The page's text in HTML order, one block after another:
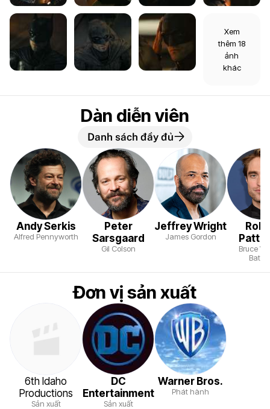
Xem
thêm 18
ảnh
khác
Dàn diễn viên
Danh sách đầy đủ
Andy Serkis
Alfred Pennyworth
Peter
Sarsgaard
Gil Colson
Jeffrey Wright
James Gordon
Bruce
Đơn vị sản xuất
6th Idaho
Productions
Sản xuất
DC
Entertainment
Sản xuất
Warner Bros.
Phát hành